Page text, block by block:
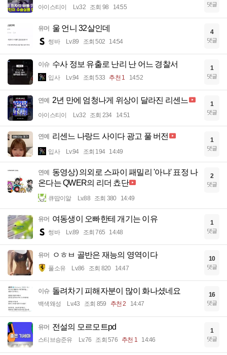
아이스티이 Lv.32 조회 98 14:55 댓글
유머 울 언니 32살인데
썽바 Lv.89 조회 502 14:54
4
댓글
이슈 수사 정보 유출로 난리 난 어느 경찰서
입사 Lv.94 조회 533 추천 1 14:52
1
댓글
연예 2년 만에 엄청나게 위상이 달라진 리센느
아이스티이 Lv.32 조회 234 14:51
1
댓글
연예 리센느 나랑드 사이다 광고 풀 버전
입사 Lv.94 조회 194 14:49
1
댓글
연예 동영상) 의외로 스파이 패밀리 '아냐' 표정 나
온다는 QWER의 리더 쵸단
큐땁이알 Lv.88 조회 380 14:49
2
댓글
유머 여동생이 오빠한테 개기는 이유
썽바 Lv.89 조회 765 14:48
1
댓글
유머 ㅇㅎㅂ 골반은 재능의 영역이다
풀소유 Lv.86 조회 820 14:47
10
댓글
이슈 돌려차기 피해자분이 많이 화나셨네요
백색왜성 Lv.43 조회 859 추천 2 14:47
16
댓글
유머 전설의 모르모트pd
스티브승준유 Lv.76 조회 576 추천 1 14:46
1
댓글